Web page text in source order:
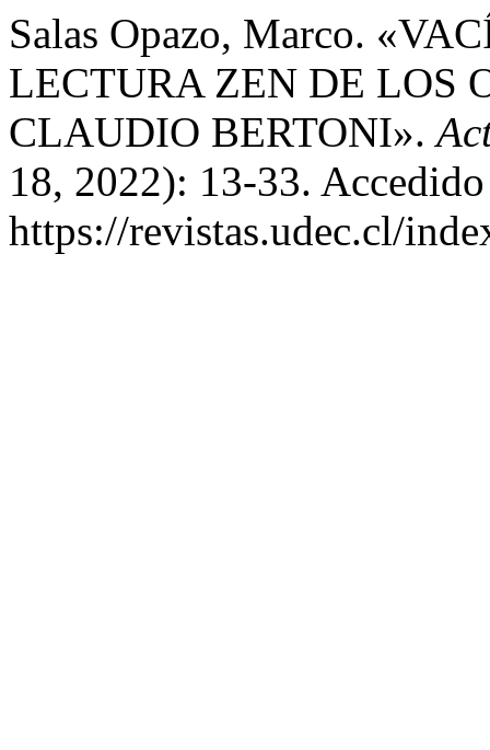
Salas Opazo, Marco.
LECTURA ZEN DE LOS
CLAUDIO BERTONI».
18, 2022): 13-33.
https://revistas.udec.cl/